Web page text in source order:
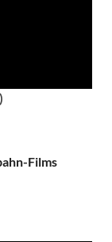
Films